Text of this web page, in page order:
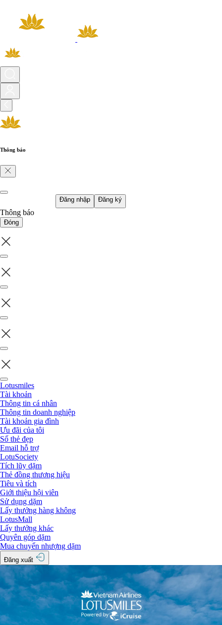
Thông báo
Đăng nhập Đăng ký
Thông báo
Đóng
Lotusmiles
Tài khoản
Thông tin cá nhân
Thông tin doanh nghiệp
Tài khoản gia đình
Ưu đãi của tôi
Số thẻ đẹp
Email hỗ trợ
LotuSociety
Tích lũy dặm
Thẻ đồng thương hiệu
Tiêu và tích
Giới thiệu hội viên
Sử dụng dặm
Lấy thưởng hàng không
LotusMall
Lấy thưởng khác
Quyên góp dặm
Mua chuyển nhượng dặm
Đăng xuất